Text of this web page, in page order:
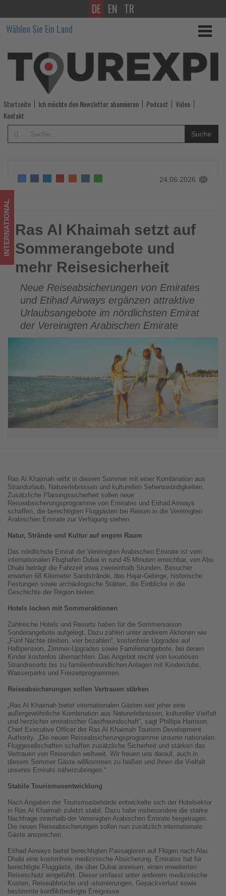
Ras
Al
Khaimah
setzt
auf
Sommerangebote
und
Reisesicherheit
-
Wissen,
was
im
Tourismus
los
ist!
DE EN TR
Wählen Sie Ein Land
Startseite Ich möchte den Newsletter abonnieren Podcast
Video
Kontakt
Suche
24.06.2026
Ras Al Khaimah setzt auf Sommerangebote und mehr
Reisesicherheit
INTERNATIONAL Ras Al Khaimah setzt auf
Sommerangebote und
mehr Reisesicherheit
Neue Reiseabsicherungen von Emirates
und Etihad Airways ergänzen attraktive
Urlaubsangebote im nördlichsten Emirat
der Vereinigten Arabischen Emirate
Ras Al Khaimah wirbt in diesem Sommer mit einer Kombination aus
Strandurlaub, Naturerlebnissen und kulturellen Sehenswürdigkeiten.
Zusätzliche Planungssicherheit sollen neue
Reiseabsicherungsprogramme von Emirates und Etihad Airways
schaffen, die berechtigten Fluggästen bei Reisen in die Vereinigten
Arabischen Emirate zur Verfügung stehen.
Natur, Strände und Kultur auf engem Raum
Das nördlichste Emirat der Vereinigten Arabischen Emirate ist vom
internationalen Flughafen Dubai in rund 45 Minuten erreichbar, von Abu
Dhabi beträgt die Fahrzeit etwa zweieinhalb Stunden. Besucher
erwarten 68 Kilometer Sandstrände, das Hajar-Gebirge, historische
Festungen sowie archäologische Stätten, die Einblicke in die
Geschichte der Region bieten.
Hotels locken mit Sommeraktionen
Zahlreiche Hotels und Resorts haben für die Sommersaison
Sonderangebote aufgelegt. Dazu zählen unter anderem Aktionen wie
„Fünf Nächte bleiben, vier bezahlen“, kostenfreie Upgrades auf
Halbpension, Zimmer-Upgrades sowie Familienangebote, bei denen
Kinder kostenlos übernachten. Das Angebot reicht von luxuriösen
Strandresorts bis zu familienfreundlichen Anlagen mit Kinderclubs,
Wasserparks und Freizeitprogrammen.
Reiseabsicherungen sollen Vertrauen stärken
„Ras Al Khaimah bietet internationalen Gästen seit jeher eine
außergewöhnliche Kombination aus Naturerlebnissen, kultureller Vielfalt
und herzlicher emiratischer Gastfreundschaft“, sagt Phillipa Harrison,
Chief Executive Officer der Ras Al Khaimah Tourism Development
Authority. „Die neuen Reiseabsicherungsprogramme unserer nationalen
Fluggesellschaften schaffen zusätzliche Sicherheit und stärken das
Vertrauen von Reisenden weltweit. Wir freuen uns darauf, auch in
diesem Sommer Gäste willkommen zu heißen und ihnen die Vielfalt
unseres Emirats näherzubringen.“
Stabile Tourismusentwicklung
Nach Angaben der Tourismusbehörde entwickelte sich der Hotelsektor
in Ras Al Khaimah zuletzt stabil. Dazu habe insbesondere die starke
Nachfrage innerhalb der Vereinigten Arabischen Emirate beigetragen.
Die neuen Reiseabsicherungen sollen nun zusätzlich internationale
Gäste ansprechen.
Etihad Airways bietet berechtigten Passagieren auf Flügen nach Abu
Dhabi eine kostenfreie medizinische Absicherung. Emirates hat für
berechtigte Fluggäste, die über Dubai anreisen, einen erweiterten
Reiseschutz eingeführt. Dieser umfasst unter anderem medizinische
Kosten, Reiseabbrüche und -stornierungen, Gepäckverlust sowie
bestimmte konfliktbedingte Ereignisse.